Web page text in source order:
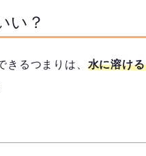
い？
るつまりは、 水に溶け